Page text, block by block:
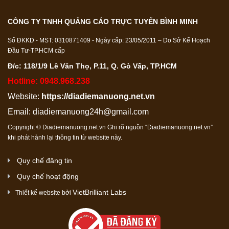
CÔNG TY TNHH QUẢNG CÁO TRỰC TUYẾN BÌNH MINH
Số ĐKKD - MST: 0310871409 - Ngày cấp: 23/05/2011 – Do Sở Kế Hoạch
Đầu Tư-TP.HCM cấp
Đ/c: 118/1/9 Lê Văn Thọ, P.11, Q. Gò Vấp, TP.HCM
Hotline: 0948.968.238
Website: https://diadiemanuong.net.vn
Email: diadiemanuong24h@gmail.com
Copyright © Diadiemanuong.net.vn Ghi rõ nguồn “Diadiemanuong.net.vn”
khi phát hành lại thông tin từ website này.
Quy chế đăng tin
Quy chế hoạt động
Thiết kế website bởi VietBrilliant Labs